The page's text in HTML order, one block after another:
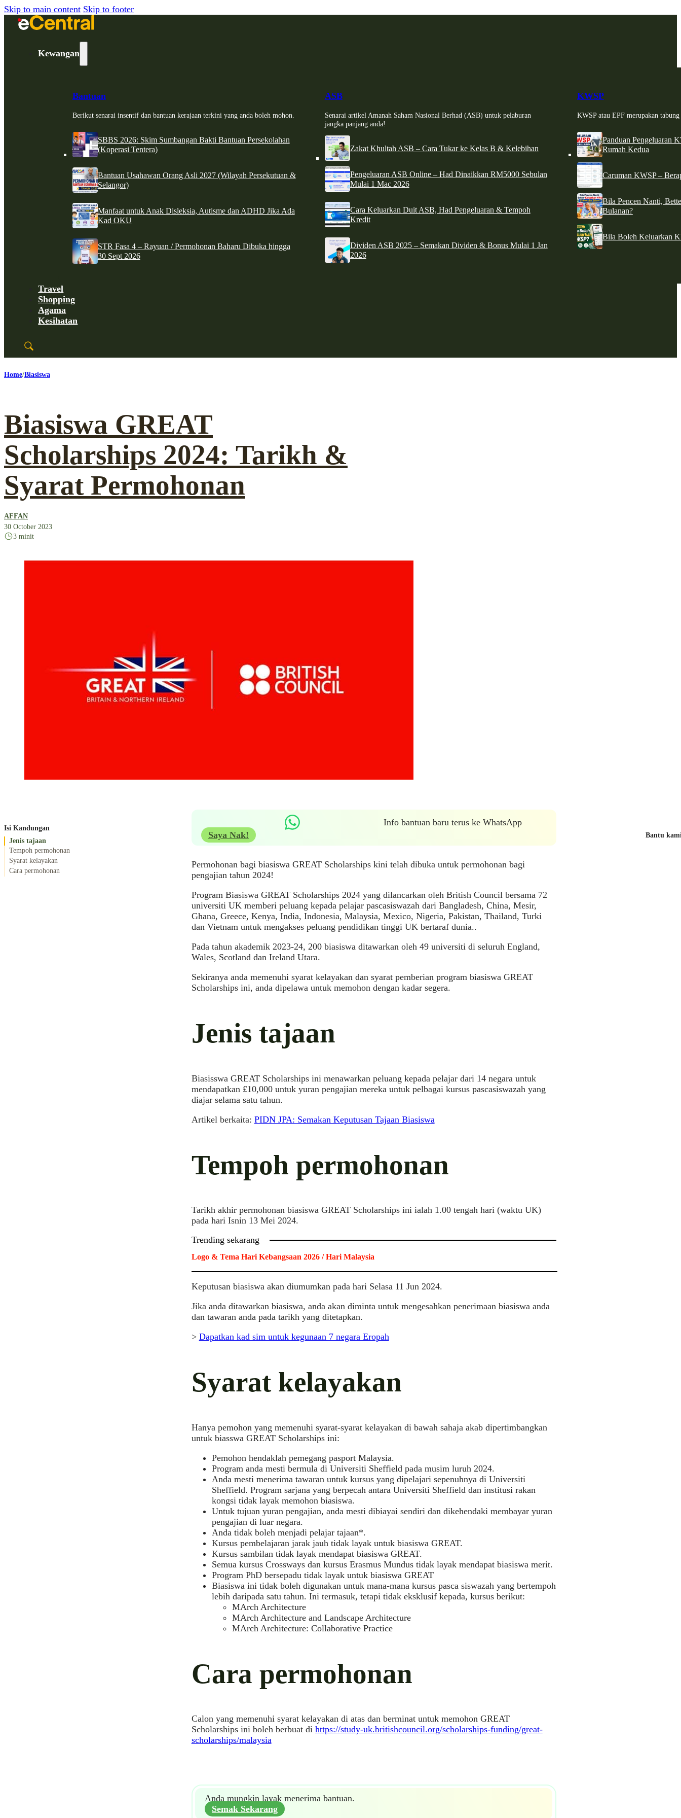
Skip to main content Skip to footer
Kewangan
Bantuan
Berikut senarai insentif dan bantuan kerajaan terkini yang anda boleh mohon.
SBBS 2026: Skim Sumbangan Bakti Bantuan Persekolahan
(Koperasi Tentera)
Bantuan Usahawan Orang Asli 2027 (Wilayah Persekutuan &
Selangor)
Manfaat untuk Anak Disleksia, Autisme dan ADHD Jika Ada
Kad OKU
STR Fasa 4 – Rayuan / Permohonan Baharu Dibuka hingga
30 Sept 2026
ASB
Senarai artikel Amanah Saham Nasional Berhad (ASB) untuk pelaburan
jangka panjang anda!
Zakat Khultah ASB – Cara Tukar ke Kelas B & Kelebihan
Pengeluaran ASB Online – Had Dinaikkan RM5000 Sebulan
Mulai 1 Mac 2026
Cara Keluarkan Duit ASB, Had Pengeluaran & Tempoh
Kredit
Dividen ASB 2025 – Semakan Dividen & Bonus Mulai 1 Jan
2026
KWSP
KWSP atau EPF merupakan
Panduan Pengeluaran
Rumah Kedua
Caruman KWSP –
Bila Pencen Nanti,
Bulanan?
Bila Boleh Keluarkan
Travel
Shopping
Agama
Kesihatan
Home Biasiswa
Biasiswa GREAT
Scholarships 2024: Tarikh &
Syarat Permohonan
AFFAN
30 October 2023
3 minit
Isi Kandungan
Jenis tajaan
Tempoh permohonan
Syarat kelayakan
Cara permohonan
Info bantuan baru terus ke WhatsApp
Saya Nak!
Permohonan bagi biasiswa GREAT Scholarships kini telah dibuka untuk permohonan bagi
pengajian tahun 2024!
Program Biasiswa GREAT Scholarships 2024 yang dilancarkan oleh British Council bersama 72
universiti UK memberi peluang kepada pelajar pascasiswazah dari Bangladesh, China, Mesir,
Ghana, Greece, Kenya, India, Indonesia, Malaysia, Mexico, Nigeria, Pakistan, Thailand, Turki
dan Vietnam untuk mengakses peluang pendidikan tinggi UK bertaraf dunia..
Pada tahun akademik 2023-24, 200 biasiswa ditawarkan oleh 49 universiti di seluruh England,
Wales, Scotland dan Ireland Utara.
Sekiranya anda memenuhi syarat kelayakan dan syarat pemberian program biasiswa GREAT
Scholarships ini, anda dipelawa untuk memohon dengan kadar segera.
Jenis tajaan
Biasisswa GREAT Scholarships ini menawarkan peluang kepada pelajar dari 14 negara untuk
mendapatkan £10,000 untuk yuran pengajian mereka untuk pelbagai kursus pascasiswazah yang
diajar selama satu tahun.
Artikel berkaita: PIDN JPA: Semakan Keputusan Tajaan Biasiswa
Tempoh permohonan
Tarikh akhir permohonan biasiswa GREAT Scholarships ini ialah 1.00 tengah hari (waktu UK)
pada hari Isnin 13 Mei 2024.
Trending sekarang
Logo & Tema Hari Kebangsaan 2026 / Hari Malaysia
Keputusan biasiswa akan diumumkan pada hari Selasa 11 Jun 2024.
Jika anda ditawarkan biasiswa, anda akan diminta untuk mengesahkan penerimaan biasiswa anda
dan tawaran anda pada tarikh yang ditetapkan.
> Dapatkan kad sim untuk kegunaan 7 negara Eropah
Syarat kelayakan
Hanya pemohon yang memenuhi syarat-syarat kelayakan di bawah sahaja akab dipertimbangkan
untuk biasswa GREAT Scholarships ini:
Pemohon hendaklah pemegang pasport Malaysia.
Program anda mesti bermula di Universiti Sheffield pada musim luruh 2024.
Anda mesti menerima tawaran untuk kursus yang dipelajari sepenuhnya di Universiti
Sheffield. Program sarjana yang berpecah antara Universiti Sheffield dan institusi rakan
kongsi tidak layak memohon biasiswa.
Untuk tujuan yuran pengajian, anda mesti dibiayai sendiri dan dikehendaki membayar yuran
pengajian di luar negara.
Anda tidak boleh menjadi pelajar tajaan*.
Kursus pembelajaran jarak jauh tidak layak untuk biasiswa GREAT.
Kursus sambilan tidak layak mendapat biasiswa GREAT.
Semua kursus Crossways dan kursus Erasmus Mundus tidak layak mendapat biasiswa merit.
Program PhD bersepadu tidak layak untuk biasiswa GREAT
Biasiswa ini tidak boleh digunakan untuk mana-mana kursus pasca siswazah yang bertempoh
lebih daripada satu tahun. Ini termasuk, tetapi tidak eksklusif kepada, kursus berikut:
MArch Architecture
MArch Architecture and Landscape Architecture
MArch Architecture: Collaborative Practice
Cara permohonan
Calon yang memenuhi syarat kelayakan di atas dan berminat untuk memohon GREAT
Scholarships ini boleh berbuat di https://study-uk.britishcouncil.org/scholarships-funding/great-
scholarships/malaysia
Anda mungkin layak menerima bantuan.
Semak Sekarang
Bantu